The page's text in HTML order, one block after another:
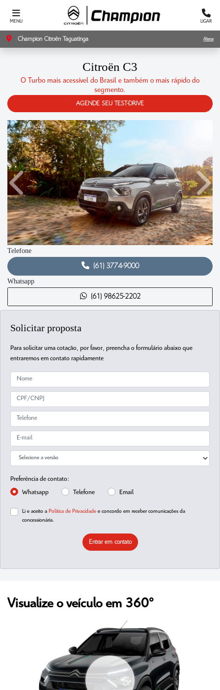
MENU LIGAR
Champion Citroën Taguatinga Alterar
Citroën C3
O Turbo mais acessível do Brasil e também o mais rápido do
segmento.
AGENDE SEU TEST-DRIVE
Solicitar proposta
Para solicitar uma cotação, por favor, preencha o formulário abaixo que
entraremos em contato rapidamente
Preferência de contato:
Whatsapp
Telefone Email
Li e aceito a Política de Privacidade e concordo em receber comunicações da
concessionária.
Entrar em contato
Anterior
Telefone
(61) 3774-9000
Whatsapp
(61) 98625-2202
Visualize o veículo em 360°